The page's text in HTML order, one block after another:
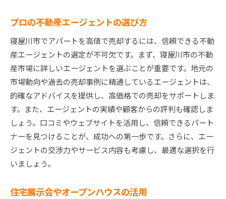
プロの不動産エージェントの選び方
寝屋川市でアパートを高値で売却するには、信頼できる不動
産エージェントの選定が不可欠です。まず、寝屋川市の不動
産市場に詳しいエージェントを選ぶことが重要です。地元の
市場動向や過去の売却事例に精通しているエージェントは、
的確なアドバイスを提供し、高価格での売却をサポートしま
す。また、エージェントの実績や顧客からの評判も確認しま
しょう。口コミやウェブサイトを活用し、信頼できるパート
ナーを見つけることが、成功への第一歩です。さらに、エー
ジェントの交渉力やサービス内容も考慮し、最適な選択を行
いましょう。
住宅展示会やオープンハウスの活用